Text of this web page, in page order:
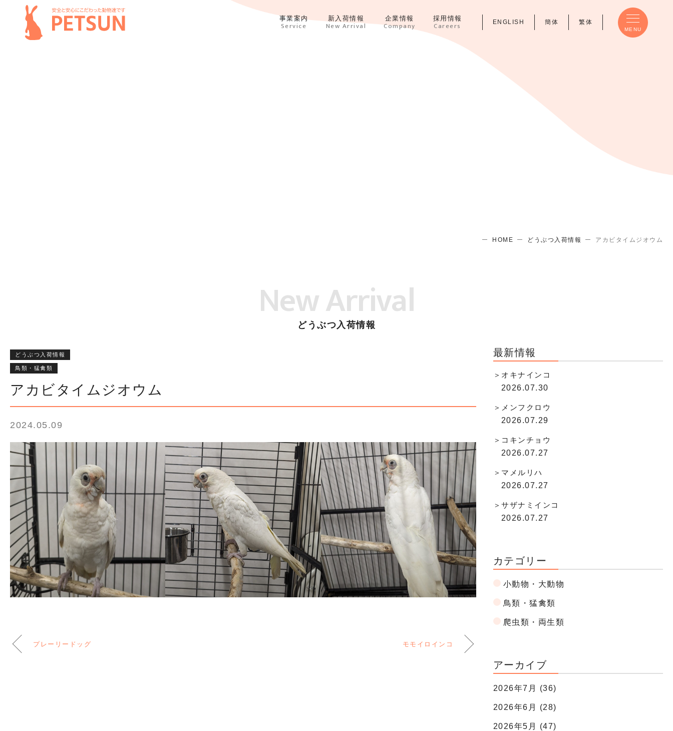
事業案内
Service
新入荷情報
New Arrival
企業情報
Company
採用情報
Careers ENGLISH 簡体 繁体
MENU
HOME どうぶつ入荷情報 アカビタイムジオウム
New Arrival
どうぶつ入荷情報
どうぶつ入荷情報
鳥類・猛禽類
アカビタイムジオウム
2024.05.09
プレーリードッグ モモイロインコ
最新情報
オキナインコ
2026.07.30
メンフクロウ
2026.07.29
コキンチョウ
2026.07.27
マメルリハ
2026.07.27
サザナミインコ
2026.07.27
カテゴリー
小動物・大動物
鳥類・猛禽類
爬虫類・両生類
アーカイブ
2026年7月 (36)
2026年6月 (28)
2026年5月 (47)